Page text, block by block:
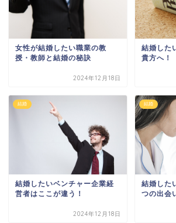
女性が結婚したい職業の教
授・教師と結婚の秘訣
2024年12月18日
結婚した
貴方へ！
結婚
結婚したいベンチャー企業経
営者はここが違う！
2024年12月18日
結婚
結婚した
つの出会